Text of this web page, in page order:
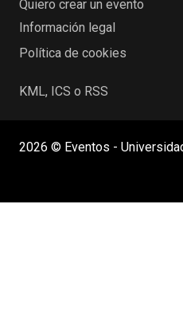
Quiero crear un evento
Información legal
Política de cookies
KML, ICS o RSS
2026 © Eventos -